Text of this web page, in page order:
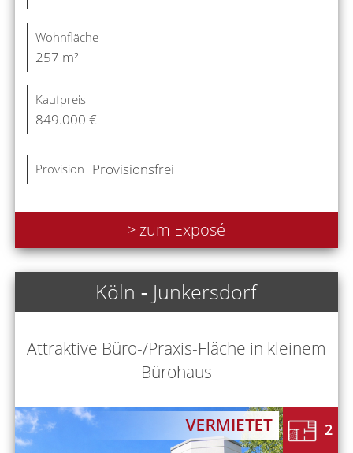
Wohnfläche
257 m²
Kaufpreis
849.000 €
Provision Provisionsfrei
> zum Exposé
Köln - Junkersdorf
Attraktive Büro-/Praxis-Fläche in kleinem
Bürohaus
2